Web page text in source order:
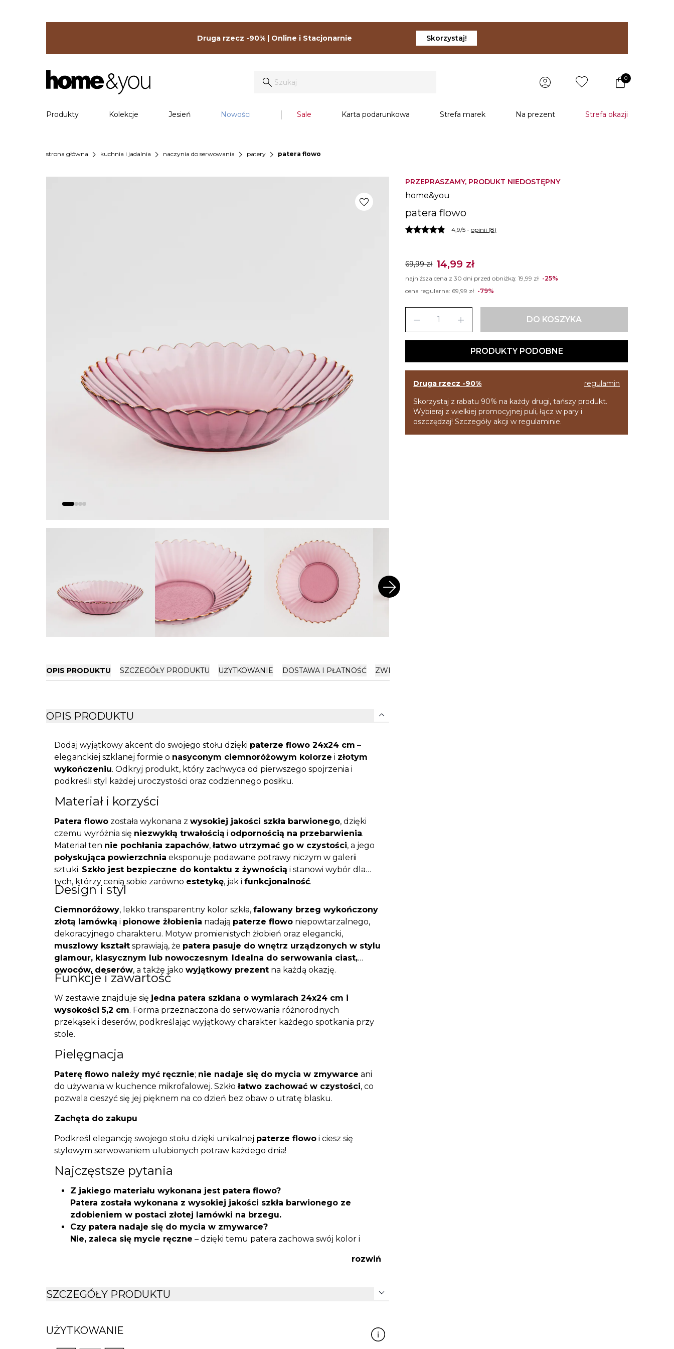
Druga rzecz -90% | Online i Stacjonarnie Skorzystaj!
0
Produkty Kolekcje Jesień Nowości Sale Karta podarunkowa Strefa marek Na prezent Strefa okazji
strona główna chevron_right kuchnia i jadalnia chevron_right naczynia do serwowania chevron_right patery chevron_right patera flowo
PRZEPRASZAMY, PRODUKT NIEDOSTĘPNY
home&you
patera flowo
4,9/5 -opinii (8)
69,99 zł 14,99 zł
najniższa cena z 30 dni przed obniżką:19,99 zł -25%
cena regularna: 69,99 zł -79%
remove add DO KOSZYKA
PRODUKTY PODOBNE
Druga rzecz -90%
regulamin
Skorzystaj z rabatu 90% na każdy drugi, tańszy produkt.
Wybieraj z wielkiej promocyjnej puli, łącz w pary i
oszczędzaj! Szczegóły akcji w regulaminie.
favorite
arrow_forward
OPIS PRODUKTU SZCZEGÓŁY PRODUKTU UŻYTKOWANIE DOSTAWA I PŁATNOŚĆ ZWROTY
OPIS PRODUKTU expand_more
Dodaj wyjątkowy akcent do swojego stołu dzięki paterze flowo 24x24 cm –
eleganckiej szklanej formie o nasyconym ciemnoróżowym kolorze i złotym
wykończeniu. Odkryj produkt, który zachwyca od pierwszego spojrzenia i
podkreśli styl każdej uroczystości oraz codziennego posiłku.
Materiał i korzyści
Patera flowo została wykonana z wysokiej jakości szkła barwionego, dzięki
czemu wyróżnia się niezwykłą trwałością i odpornością na przebarwienia.
Materiał ten nie pochłania zapachów,łatwo utrzymać go w czystości, a jego
połyskująca powierzchnia eksponuje podawane potrawy niczym w galerii
sztuki. Szkło jest bezpieczne do kontaktu z żywnością i stanowi wybór dla
tych, którzy cenią sobie zarówno estetykę, jak i funkcjonalność.
Design i styl
Ciemnoróżowy, lekko transparentny kolor szkła, falowany brzeg wykończony
złotą lamówką i pionowe żłobienia nadają paterze flowo niepowtarzalnego,
dekoracyjnego charakteru. Motyw promienistych żłobień oraz elegancki,
muszlowy kształt sprawiają, że patera pasuje do wnętrz urządzonych w stylu
glamour, klasycznym lub nowoczesnym. Idealna do serwowania ciast,
owoców, deserów, a także jako wyjątkowy prezent na każdą okazję.
Funkcje i zawartość
W zestawie znajduje się jedna patera szklana o wymiarach 24x24 cm i
wysokości 5,2 cm. Forma przeznaczona do serwowania różnorodnych
przekąsek i deserów, podkreślając wyjątkowy charakter każdego spotkania przy
stole.
Pielęgnacja
Paterę flowo należy myć ręcznie; nie nadaje się do mycia w zmywarce ani
do używania w kuchence mikrofalowej. Szkłołatwo zachować w czystości, co
pozwala cieszyć się jej pięknem na co dzień bez obaw o utratę blasku.
Zachęta do zakupu
Podkreśl elegancję swojego stołu dzięki unikalnej paterze flowo i ciesz się
stylowym serwowaniem ulubionych potraw każdego dnia!
Najczęstsze pytania
Z jakiego materiału wykonana jest patera flowo?
Patera została wykonana z wysokiej jakości szkła barwionego ze
zdobieniem w postaci złotej lamówki na brzegu.
Czy patera nadaje się do mycia w zmywarce?
Nie, zaleca się mycie ręczne – dzięki temu patera zachowa swój kolor i
podczas uroczystości, przyjęć lub codziennych posiłków.
Czy patera flowo sprawdzi się jako prezent?
rozwiń
SZCZEGÓŁY PRODUKTU expand_more
UŻYTKOWANIE